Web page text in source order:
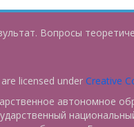
Вопросы
licensed under Creative
автономное